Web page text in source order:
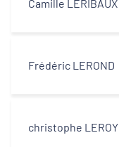
Camille LERIBAUX
Frédéric LEROND
christophe LEROY